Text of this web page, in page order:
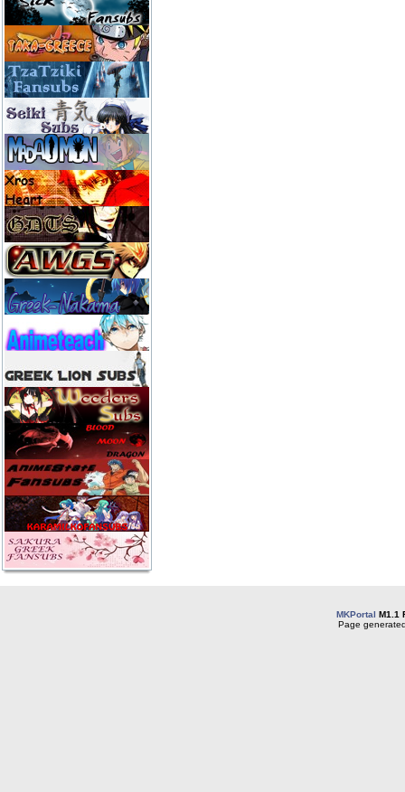
MKPortal M1.1
Page